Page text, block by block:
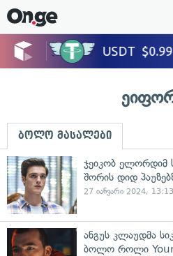
ბოლო მასალები
ჯეიკობ ელორდიმ
შორის დიდ
27 იანვარი 2024, 13:13
ანგუს კლაუდმა
ბოლო როლი